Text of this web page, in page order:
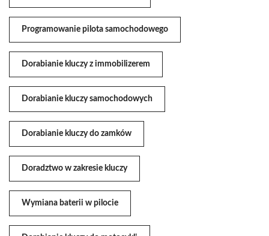
Programowanie pilota samochodowego
Dorabianie kluczy z immobilizerem
Dorabianie kluczy samochodowych
Dorabianie kluczy do zamków
Doradztwo w zakresie kluczy
Wymiana baterii w pilocie